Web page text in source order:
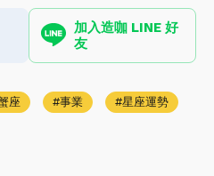
加入造咖 LINE 好
友
座 事業 星座運勢